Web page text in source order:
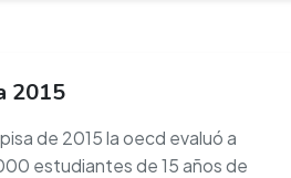
2015
de 2015 la oecd evaluó a
estudiantes de 15 años de